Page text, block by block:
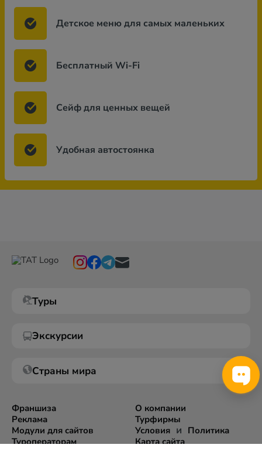
Детское меню для самых маленьких
Бесплатный Wi-Fi
Сейф для ценных вещей
Удобная автостоянка
Туры
Экскурсии
Страны мира
Франшиза
Реклама
Модули для сайтов
Туроператорам
О компании
Турфирмы
Условияи Политика
Карта сайта